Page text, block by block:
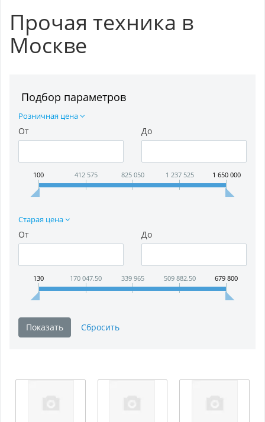
Прочая техника в
Москве
Подбор параметров
Розничная цена
От До
100 412 575 825 050 1 237 525 1 650 000
Старая цена
От До
130 170 047.50 339 965 509 882.50 679 800